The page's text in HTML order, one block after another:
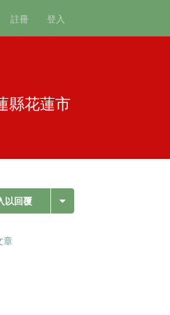
註冊 登入
縣花蓮市
以回覆
章